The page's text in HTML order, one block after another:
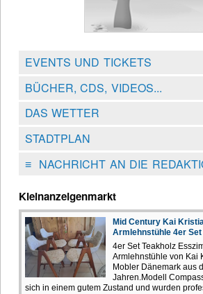
EVENTS UND TICKETS
BÜCHER, CDS, VIDEOS...
DAS WETTER
STADTPLAN
≡NACHRICHT AN DIE
Kleinanzeigenmarkt
Mid Century Kai
Armlehnstühle 4er
4er Set Teakholz
Armlehnstühle von Kai
Mobler Dänemark aus
Jahren.Modell
sich in einem gutem Zustand und wurden